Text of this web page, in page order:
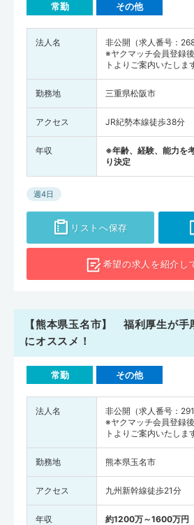
常勤 その他
法人名
非公開（求人番号：
※ヤクマッチ会員登録
トよりご案内いたしま
勤務地 三重県松阪市
アクセス JR紀勢本線徒歩38分
年収
※年齢、経験、能力を
り決定
週4日
リストへ保存
希望の求人を紹介し
【熊本県玉名市】 福利厚生が手
にオススメ！
常勤 その他
法人名
非公開（求人番号：
※ヤクマッチ会員登録
トよりご案内いたしま
勤務地 熊本県玉名市
アクセス 九州新幹線徒歩21分
年収 約1200万～1600万円